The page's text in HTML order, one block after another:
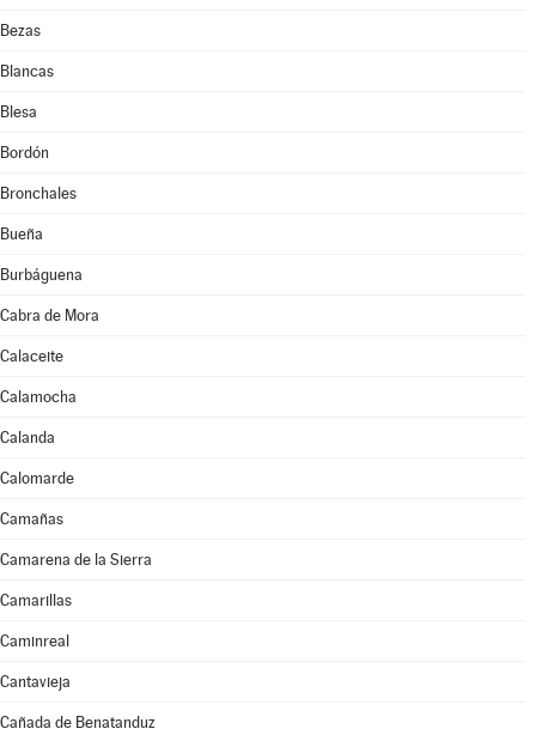
Bezas
Blancas
Blesa
Bordón
Bronchales
Bueña
Burbáguena
Cabra de Mora
Calaceite
Calamocha
Calanda
Calomarde
Camañas
Camarena de la Sierra
Camarillas
Caminreal
Cantavieja
Cañada de Benatanduz